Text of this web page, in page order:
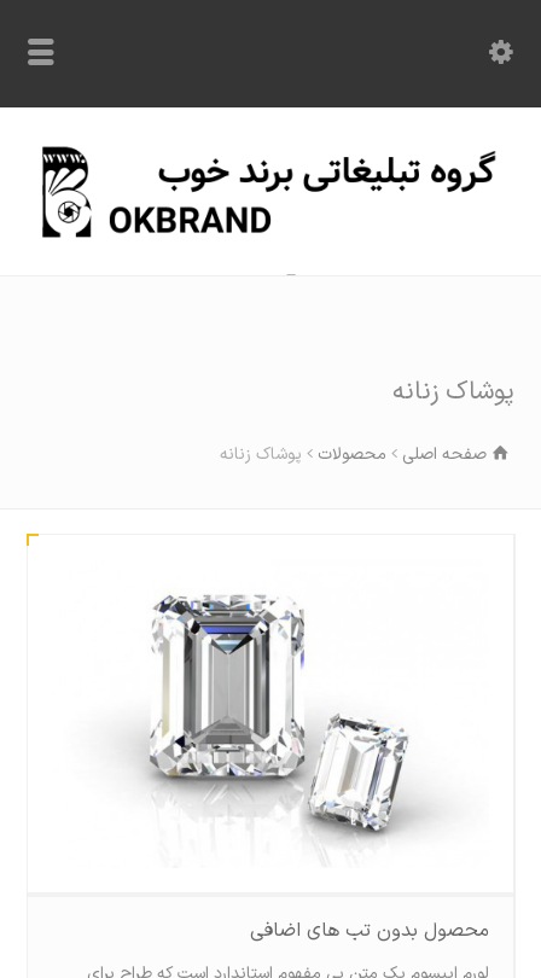
پوشاک زنانه
صفحه اصلی محصولات پوشاک زنانه
محصول بدون تب های اضافی